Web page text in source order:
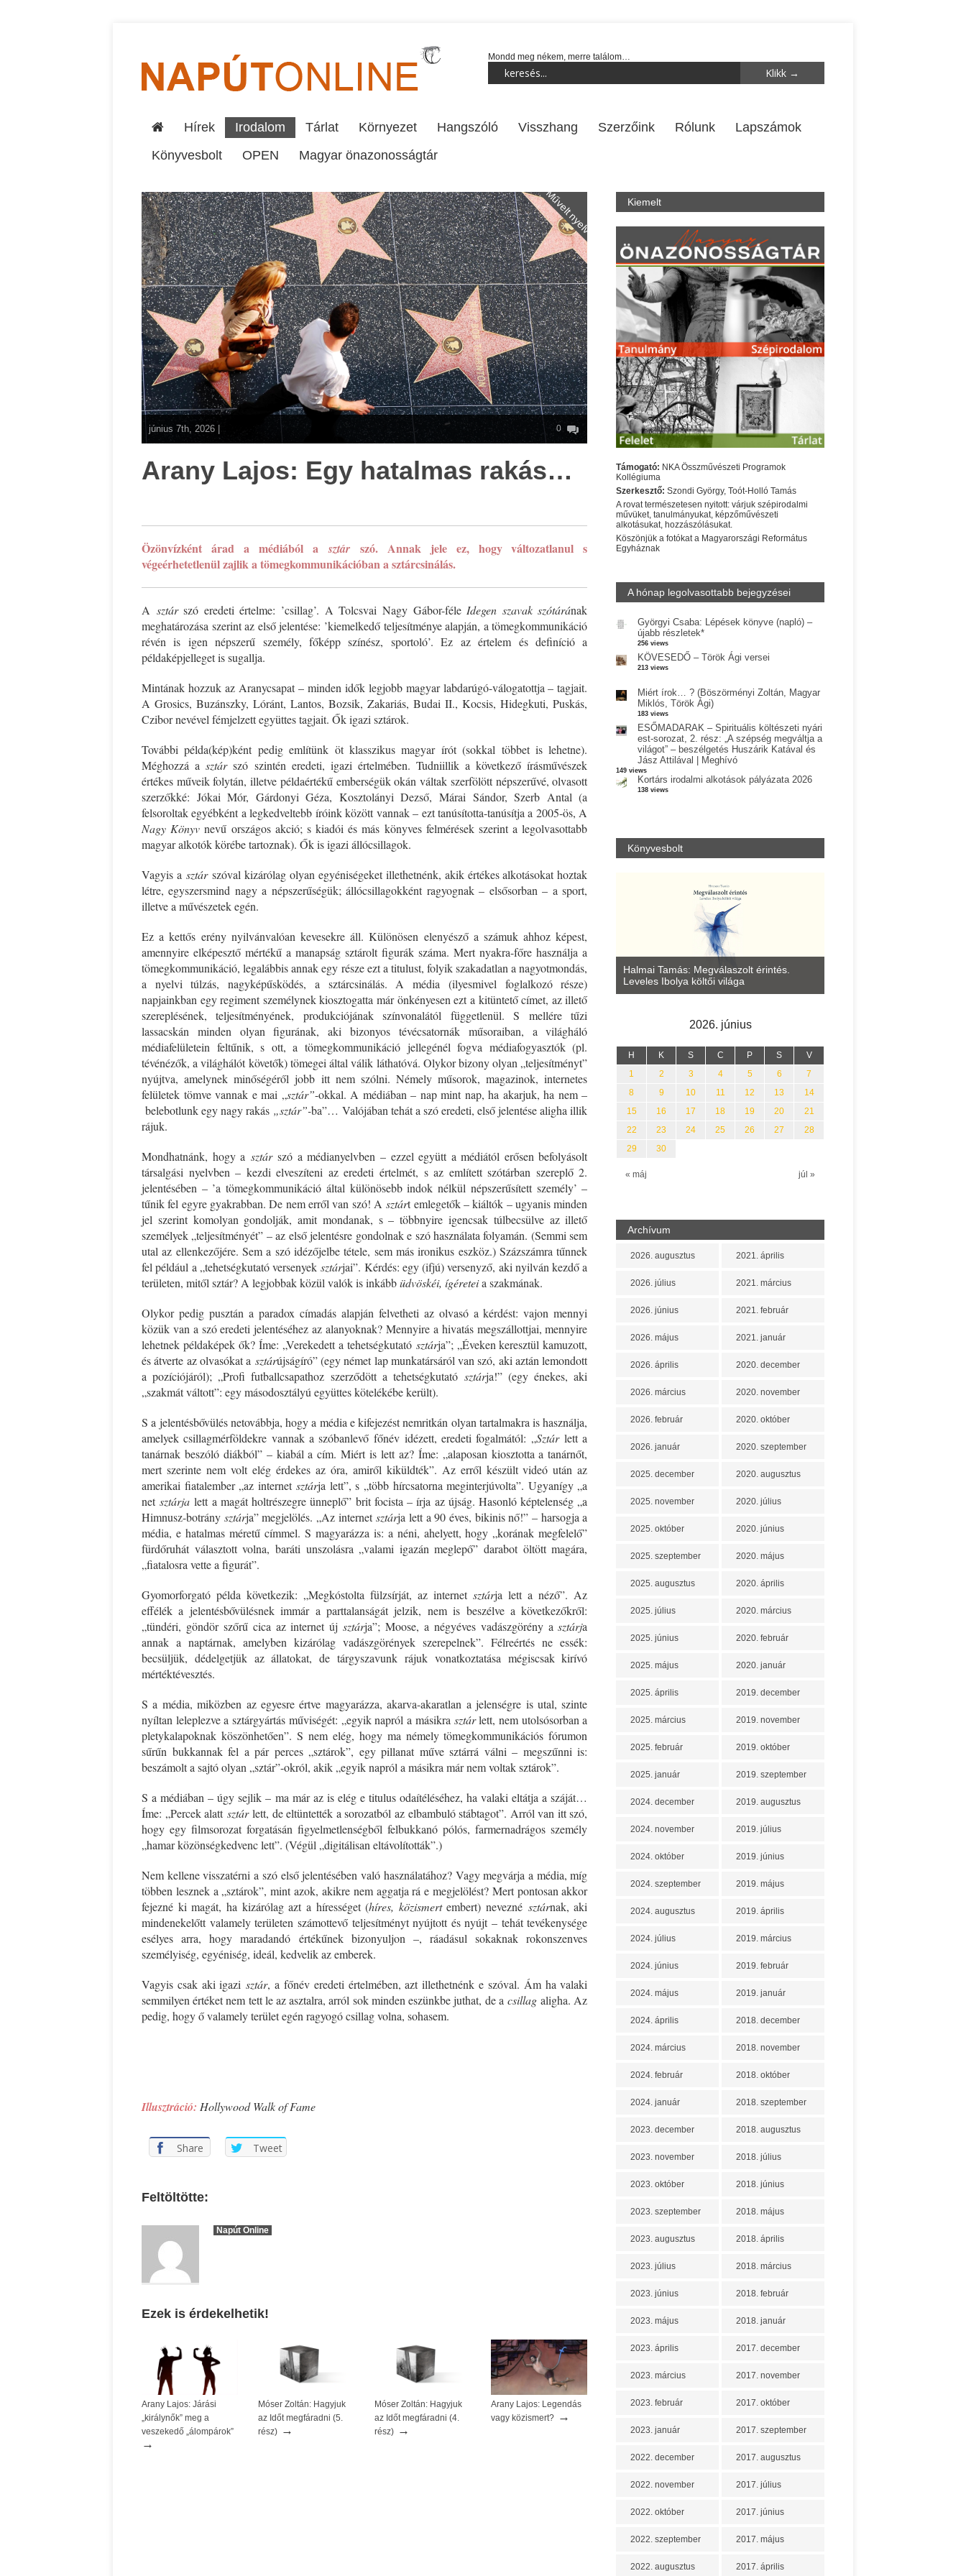
Mondd meg nékem, merre találom…
Hírek Irodalom Tárlat Környezet Hangszóló Visszhang Szerzőink Rólunk
Lapszámok
Könyvesbolt
OPEN Magyar önazonosságtár
Művelt nyelv
június 7th, 2026 | 0
Arany Lajos: Egy hatalmas rakás…
Özönvízként árad a médiából asztár szó. Annak jele ez, hogy változatlanul s
végeérhetetlenül zajlik a tömegkommunikációban a sztárcsinálás.
A sztárszó eredeti értelme: ’csillag’. A Tolcsvai Nagy Gábor-féle Idegen szavak szótárának
meghatározása szerint az első jelentése: ’kiemelkedő teljesítménye alapján, a tömegkommunikáció
révén is igen népszerű személy, főképp színész, sportoló’. Ez az értelem és definíció a
példaképjelleget is sugallja.
Mintának hozzuk az Aranycsapat – minden idők legjobb magyar labdarúgó-válogatottja – tagjait.
A Grosics, Buzánszky, Lóránt, Lantos, Bozsik, Zakariás, Budai II., Kocsis, Hidegkuti, Puskás,
Czibor nevével fémjelzett együttes tagjait. Ők igazi sztárok.
További példa(kép)ként pedig említünk öt klasszikus magyar írót (sokkal többet is lehetne).
Méghozzá asztárszó szintén eredeti, igazi értelmében. Tudniillik a következő írásművészek
értékes műveik folytán, illetve példaértékű emberségük okán váltak szerfölött népszerűvé, olvasott
szerzőkké: Jókai Mór, Gárdonyi Géza, Kosztolányi Dezső, Márai Sándor, Szerb Antal (a
felsoroltak egyébként a legkedveltebb íróink között vannak – ezt tanúsította-tanúsítja a 2005-ös, A
Nagy Könyv nevű országos akció; s kiadói és más könyves felmérések szerint a legolvasottabb
magyar alkotók körébe tartoznak). Ők is igazi állócsillagok.
Vagyis a sztárszóval kizárólag olyan egyéniségeket illethetnénk, akik értékes alkotásokat hoztak
létre, egyszersmind nagy a népszerűségük; állócsillagokként ragyognak – elsősorban – a sport,
illetve a művészetek egén.
Ez a kettős erény nyilvánvalóan kevesekre áll. Különösen elenyésző a számuk ahhoz képest,
amennyire elképesztő mértékű a manapság sztárolt figurák száma. Mert nyakra-főre használja a
tömegkommunikáció, legalábbis annak egy része ezt a titulust, folyik szakadatlan a nagyotmondás,
a nyelvi túlzás, nagyképűsködés, a sztárcsinálás. A média (ilyesmivel foglalkozó része)
napjainkban egy regiment személynek kiosztogatta már önkényesen ezt a kitüntető címet, az illető
szereplésének, teljesítményének, produkciójának színvonalától függetlenül. S mellére tűzi
lassacskán minden olyan figurának, aki bizonyos tévécsatornák műsoraiban, a világháló
médiafelületein feltűnik, s ott, a tömegkommunikáció jellegénél fogva médiafogyasztók (pl.
tévénézők, a világhálót követők) tömegei által válik láthatóvá. Olykor bizony olyan „teljesítményt”
nyújtva, amelynek minőségéről jobb itt nem szólni. Némely műsorok, magazinok, internetes
felületek tömve vannak e mai „sztár”-okkal. A médiában – nap mint nap, ha akarjuk, ha nem –
belebotlunk egy nagy rakás „sztár”-ba”… Valójában tehát a szó eredeti, első jelentése aligha illik
rájuk.
Mondhatnánk, hogy a sztárszó a médianyelvben – ezzel együtt a médiától erősen befolyásolt
társalgási nyelvben – kezdi elveszíteni az eredeti értelmét, s az említett szótárban szereplő 2.
jelentésében – ’a tömegkommunikáció által különösebb indok nélkül népszerűsített személy’ –
tűnik fel egyre gyakrabban. De nem erről van szó! Asztárt emlegetők – kiáltók – ugyanis minden
jel szerint komolyan gondolják, amit mondanak, s – többnyire igencsak túlbecsülve az illető
személyek „teljesítményét” – az első jelentésre gondolnak e szó használata folyamán. (Semmi sem
utal az ellenkezőjére. Sem a szó idézőjelbe tétele, sem más ironikus eszköz.) Százszámra tűnnek
fel például a „tehetségkutató versenyeksztárjai”. Kérdés: egy (ifjú) versenyző, aki nyilván kezdő a
területen, mitől sztár? A legjobbak közül valók is inkábbüdvöskéi, ígéreteia szakmának.
Olykor pedig pusztán a paradox címadás alapján felvetheti az olvasó a kérdést: vajon mennyi
közük van a szó eredeti jelentéséhez az alanyoknak? Mennyire a hivatás megszállottjai, mennyire
lehetnek példaképek ők? Íme: „Verekedett a tehetségkutató sztárja”; „Éveken keresztül kamuzott,
és átverte az olvasókat a sztárújságíró” (egy német lap munkatársáról van szó, aki aztán lemondott
a pozíciójáról); „Profi futballcsapathoz szerződött a tehetségkutató sztárja!” (egy énekes, aki
„szakmát váltott”: egy másodosztályú együttes kötelékébe került).
S a jelentésbővülés netovábbja, hogy a média e kifejezést nemritkán olyan tartalmakra is használja,
amelyek csillagmérföldekre vannak a szóbanlevő főnév idézett, eredeti fogalmától: „Sztárlett a
tanárnak beszóló diákból” – kiabál a cím. Miért is lett az? Íme: „alaposan kiosztotta a tanárnőt,
mert szerinte nem volt elég érdekes az óra, amiről kiküldték”. Az erről készült videó után az
amerikai fiatalember „az internetsztárja lett”, s „több hírcsatorna meginterjúvolta”. Ugyanígy „a
netsztárjalett a magát holtrészegre ünneplő” brit focista – írja az újság. Hasonló képtelenség „a
Himnusz-botrány sztárja” megjelölés. „Az internetsztárja lett a 90 éves, bikinis nő!” – harsogja a
média, e hatalmas méretű címmel. S magyarázza is: a néni, ahelyett, hogy „korának megfelelő”
fürdőruhát választott volna, baráti unszolásra „valami igazán meglepő” darabot öltött magára,
„fiatalosra vette a figurát”.
Gyomorforgató példa következik: „Megkóstolta fülzsírját, az internetsztárja lett a néző”. Az
effélék a jelentésbővülésnek immár a parttalanságát jelzik, nem is beszélve a következőkről:
„tündéri, göndör szőrű cica az internet újsztárja”; Moose, a négyéves vadászgörény asztárja
annak a naptárnak, amelyben kizárólag vadászgörények szerepelnek”. Félreértés ne essék:
becsüljük, dédelgetjük az állatokat, de tárgyszavunk rájuk vonatkoztatása mégiscsak kirívó
mértéktévesztés.
S a média, miközben az egyesre értve magyarázza, akarva-akaratlan a jelenségre is utal, szinte
nyíltan leleplezve a sztárgyártás műviségét: „egyik napról a másikra sztárlett, nem utolsósorban a
pletykalapoknak köszönhetően”. S nem elég, hogy ma némely tömegkommunikációs fórumon
sűrűn bukkannak fel a pár perces „sztárok”, egy pillanat műve sztárrá válni– megszűnni is:
beszámolt a sajtó olyan „sztár”-okról, akik „egyik napról a másikra már nem voltak sztárok”.
S a médiában – úgy sejlik – ma már az is elég e titulus odaítéléséhez, ha valaki eltátja a száját…
Íme: „Percek alatt sztárlett, de eltüntették a sorozatból az elbambuló stábtagot”. Arról van itt szó,
hogy egy filmsorozat forgatásán figyelmetlenségből felbukkanó pólós, farmernadrágos személy
„hamar közönségkedvenc lett”. (Végül „digitálisan eltávolították”.)
Nem kellene visszatérni a szó első jelentésében való használatához? Vagy megvárja a média, míg
többen lesznek a „sztárok”, mint azok, akikre nem aggatja rá e megjelölést? Mert pontosan akkor
fejezné ki magát, ha kizárólag azt a hírességet (híres, közismertembert) nevezné sztárnak, aki
mindenekelőtt valamely területen számottevő teljesítményt nyújtott és nyújt – tehát tevékenysége
esélyes arra, hogy maradandó értékűnek bizonyuljon –, ráadásul sokaknak rokonszenves
személyiség, egyéniség, ideál, kedvelik az emberek.
Vagyis csak aki igazisztár, a főnév eredeti értelmében, azt illethetnénk e szóval. Ám ha valaki
semmilyen értéket nem tett le az asztalra, arról sok minden eszünkbe juthat, de a csillag aligha. Az
pedig, hogy ő valamely terület egén ragyogó csillag volna, sohasem.
Illusztráció: Hollywood Walk of Fame
Share Tweet
Feltöltötte:
Napút Online
Ezek is érdekelhetik!
Arany Lajos: Járási
„királynők” meg a
veszekedő „álompárok”
→
Móser Zoltán: Hagyjuk
az Időt megfáradni (5.
rész) →
Móser Zoltán: Hagyjuk
az Időt megfáradni (4.
rész) →
Arany Lajos: Legendás
vagy közismert? →
Kiemelt
Támogató: NKA Összművészeti Programok
Kollégiuma
Szerkesztő: Szondi György, Toót-Holló Tamás
A rovat természetesen nyitott: várjuk szépirodalmi
művüket, tanulmányukat, képzőművészeti
alkotásukat, hozzászólásukat.
Köszönjük a fotókat a Magyarországi Református
Egyháznak
A hónap legolvasottabb bejegyzései
Györgyi Csaba: Lépések könyve (napló) –
újabb részletek*
256 views
KÖVESEDŐ – Török Ági versei
213 views
Miért írok… ? (Böszörményi Zoltán, Magyar
Miklós, Török Ági)
183 views
ESŐMADARAK – Spirituális költészeti nyári
est-sorozat, 2. rész: „A szépség megváltja a
világot” – beszélgetés Huszárik Katával és
Jász Attilával | Meghívó
149 views
Kortárs irodalmi alkotások pályázata 2026
138 views
Könyvesbolt
Marietta: Szavak a fényből Káplán Géza: Erotikai kalauz
Parvathy Baul: A NAGY LELKEK DALAI.
Bevezetés a bául ösvénybe (Fordította:
Rideg Zsófia)
Halmai Tamás: Megválaszolt érintés.
Leveles Ibolya költői világa
2026. június
H K S C P S V
« máj júl »
1 2 3 4 5 6
7
8
9 10 11 12 13
14
15
16 17 18 19 20
21
22
23 24 25 26 27
28
29
30
Archívum
2026. augusztus
2026. július
2026. június
2026. május
2026. április
2026. március
2026. február
2026. január
2025. december
2025. november
2025. október
2025. szeptember
2025. augusztus
2025. július
2025. június
2025. május
2025. április
2025. március
2025. február
2025. január
2024. december
2024. november
2024. október
2024. szeptember
2024. augusztus
2024. július
2024. június
2024. május
2024. április
2024. március
2024. február
2024. január
2023. december
2023. november
2023. október
2023. szeptember
2023. augusztus
2023. július
2023. június
2023. május
2023. április
2023. március
2023. február
2023. január
2022. december
2022. november
2022. október
2022. szeptember
2022. augusztus
2021. április
2021. március
2021. február
2021. január
2020. december
2020. november
2020. október
2020. szeptember
2020. augusztus
2020. július
2020. június
2020. május
2020. április
2020. március
2020. február
2020. január
2019. december
2019. november
2019. október
2019. szeptember
2019. augusztus
2019. július
2019. június
2019. május
2019. április
2019. március
2019. február
2019. január
2018. december
2018. november
2018. október
2018. szeptember
2018. augusztus
2018. július
2018. június
2018. május
2018. április
2018. március
2018. február
2018. január
2017. december
2017. november
2017. október
2017. szeptember
2017. augusztus
2017. július
2017. június
2017. május
2017. április